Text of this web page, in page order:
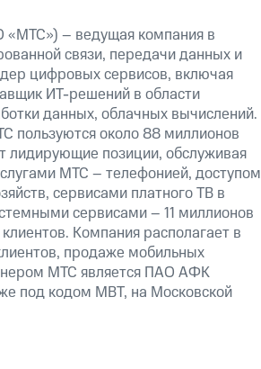
– ведущая компания в
связи, передачи данных и
цифровых сервисов, включая
ИТ-решений в области
данных, облачных вычислений.
пользуются около 88 миллионов
лидирующие позиции, обслуживая
МТС – телефонией, доступом
сервисами платного ТВ в
сервисами – 11 миллионов
Компания располагает в
продаже мобильных
МТС является ПАО АФК
под кодом MBT, на Московской